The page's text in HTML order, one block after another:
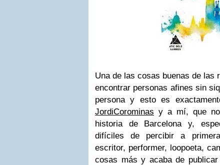
Una de las cosas buenas de las
encontrar personas afines sin
persona y esto es
JordiCorominas y a mí, que
historia de Barcelona y,
difíciles de percibir a
escritor, performer, loopoeta,
cosas más y acaba de